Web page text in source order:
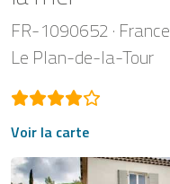
Chèque-cadeau
Propriétaire
FR-1090652 France
Le Plan-de-la-Tour
Voir la carte